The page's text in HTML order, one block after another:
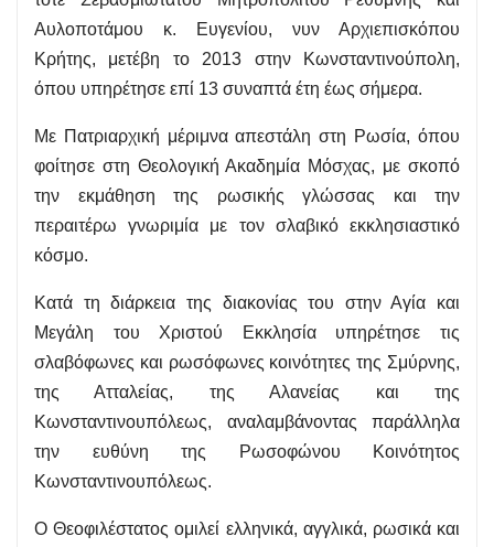
Αυλοποτάμου κ. Ευγενίου, νυν Αρχιεπισκόπου
Κρήτης, μετέβη το 2013 στην Κωνσταντινούπολη,
όπου υπηρέτησε επί 13 συναπτά έτη έως σήμερα.
Με Πατριαρχική μέριμνα απεστάλη στη Ρωσία, όπου
φοίτησε στη Θεολογική Ακαδημία Μόσχας, με σκοπό
την εκμάθηση της ρωσικής γλώσσας και την
περαιτέρω γνωριμία με τον σλαβικό εκκλησιαστικό
κόσμο.
Κατά τη διάρκεια της διακονίας του στην Αγία και
Μεγάλη του Χριστού Εκκλησία υπηρέτησε τις
σλαβόφωνες και ρωσόφωνες κοινότητες της Σμύρνης,
της Ατταλείας, της Αλανείας και της
Κωνσταντινουπόλεως, αναλαμβάνοντας παράλληλα
την ευθύνη της Ρωσοφώνου Κοινότητος
Κωνσταντινουπόλεως.
Ο Θεοφιλέστατος ομιλεί ελληνικά, αγγλικά, ρωσικά και